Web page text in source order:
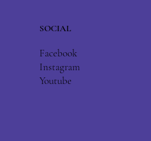
SOCIAL
Facebook
Instagram
Youtube